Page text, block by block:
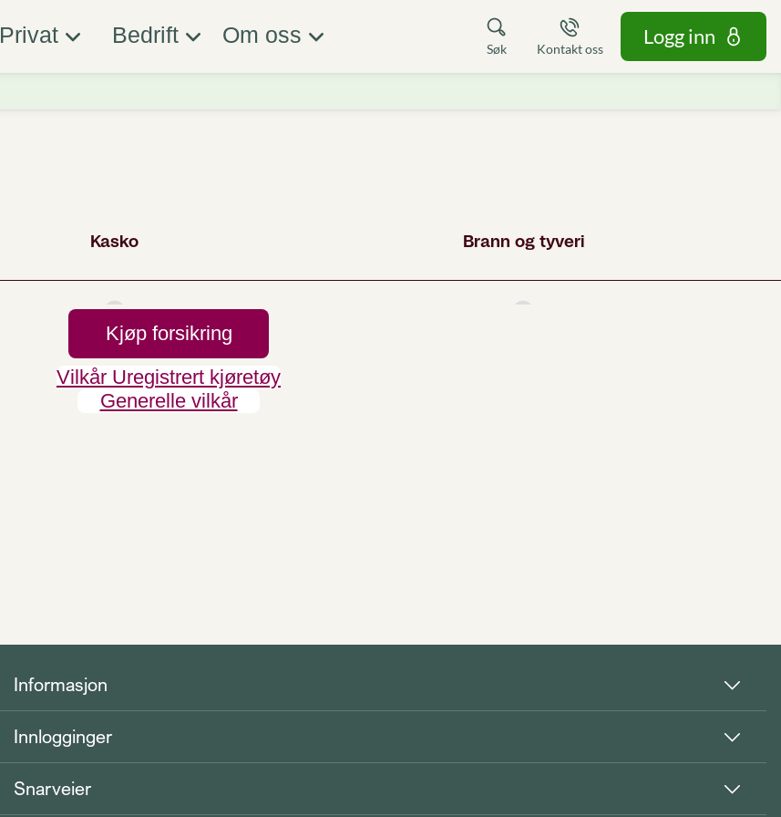
Privat Bedrift Om oss
Søk Kontakt oss
Logg inn
Kjøp forsikring
Vilkår Uregistrert kjøretøy
Generelle vilkår
Informasjon
Innlogginger
Snarveier